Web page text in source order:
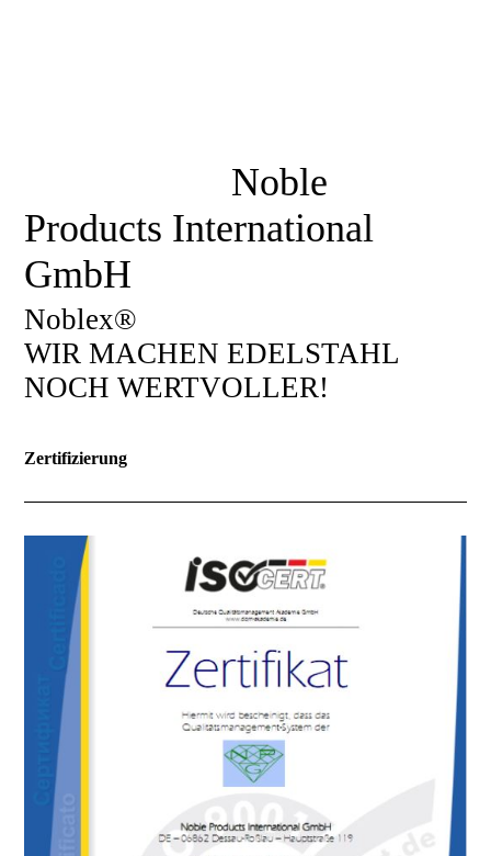
Noble
Products International
GmbH
Noblex®
WIR MACHEN EDELSTAHL
NOCH WERTVOLLER!
Zertifizierung